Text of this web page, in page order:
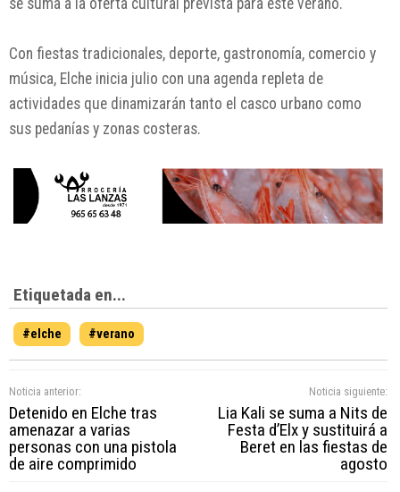
Con fiestas tradicionales, deporte, gastronomía, comercio y
música, Elche inicia julio con una agenda repleta de
actividades que dinamizarán tanto el casco urbano como
sus pedanías y zonas costeras.
Etiquetada en...
#elche #verano
Noticia anterior:
Detenido en Elche tras
amenazar a varias
personas con una pistola
de aire comprimido
Noticia siguiente:
Lia Kali se suma a Nits de
Festa d’Elx y sustituirá a
Beret en las fiestas de
agosto